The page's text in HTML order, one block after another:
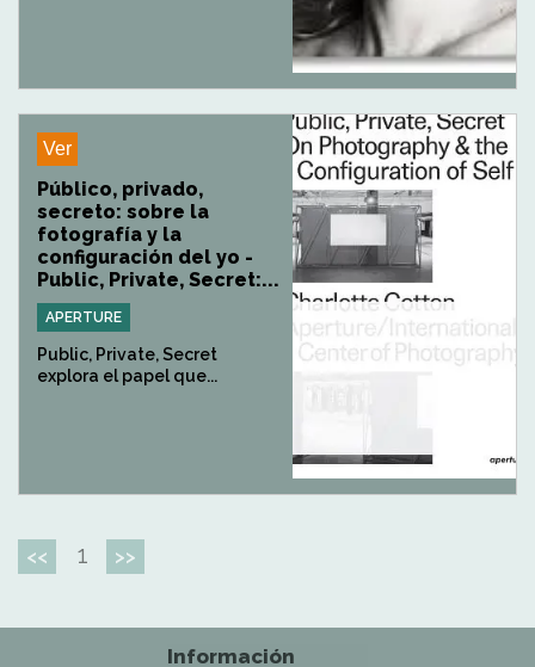
Ver
Público, privado,
secreto: sobre la
fotografía y la
configuración del yo -
Public, Private, Secret:...
APERTURE
Public, Private, Secret
explora el papel que...
<< 1 >>
Información